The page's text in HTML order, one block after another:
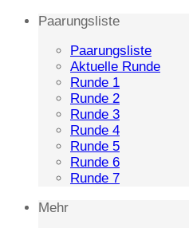
Paarungsliste
Paarungsliste
Aktuelle Runde
Runde 1
Runde 2
Runde 3
Runde 4
Runde 5
Runde 6
Runde 7
Mehr